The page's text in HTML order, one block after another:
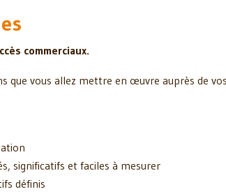
commerciaux.
que vous allez mettre en œuvre auprès de
significatifs et faciles à mesurer
définis